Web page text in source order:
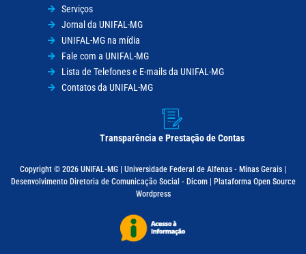
Serviços
Jornal da UNIFAL-MG
UNIFAL-MG na mídia
Fale com a UNIFAL-MG
Lista de Telefones e E-mails da UNIFAL-MG
Contatos da UNIFAL-MG
Transparência e Prestação de Contas
Copyright © 2026 UNIFAL-MG | Universidade Federal de Alfenas - Minas Gerais |
Desenvolvimento Diretoria de Comunicação Social - Dicom | Plataforma Open Source
Wordpress